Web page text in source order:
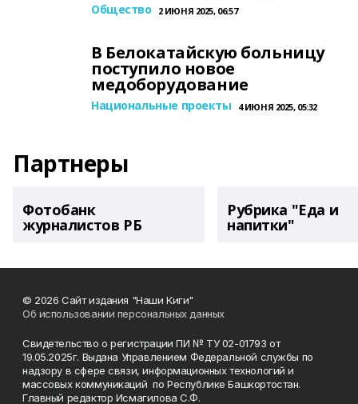
Общество 2 ИЮНЯ 2025, 06:57
В Белокатайскую больницу
поступило новое
медоборудование
Национальные проекты 4 ИЮНЯ 2025, 05:32
Партнеры
Фотобанк
журналистов РБ
Рубрика "Еда и
напитки"
© 2026 Сайт издания "Наши Киги"
Об использовании персональных данных
Свидетельство о регистрации ПИ № ТУ 02-01793 от
19.05.2025г. Выдана Управлением Федеральной службы по
надзору в сфере связи, информационных технологий и
массовых коммуникаций по Республике Башкортостан.
Главный редактор Исмагилова С.Ф.